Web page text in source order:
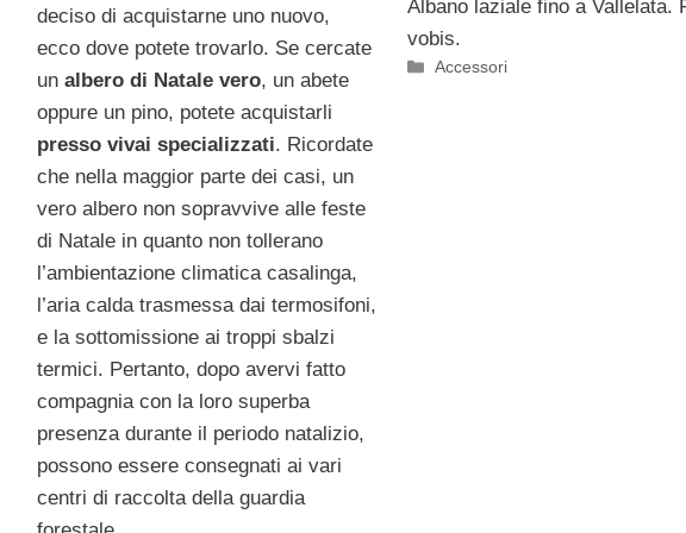
Albano laziale fino a Vallelata.
vobis.
Categorie
Accessori
deciso di acquistarne uno nuovo,
ecco dove potete trovarlo. Se cercate
un albero di Natale vero, un abete
oppure un pino, potete acquistarli
presso vivai specializzati. Ricordate
che nella maggior parte dei casi, un
vero albero non sopravvive alle feste
di Natale in quanto non tollerano
l’ambientazione climatica casalinga,
l’aria calda trasmessa dai termosifoni,
e la sottomissione ai troppi sbalzi
termici. Pertanto, dopo avervi fatto
compagnia con la loro superba
presenza durante il periodo natalizio,
possono essere consegnati ai vari
centri di raccolta della guardia